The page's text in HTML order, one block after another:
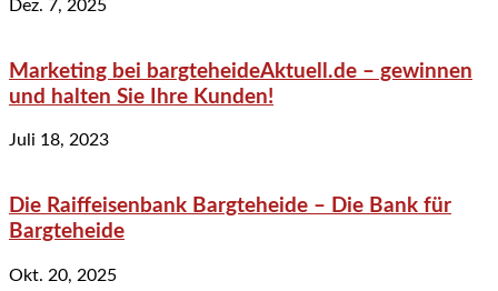
Dez. 7, 2025
Marketing bei bargteheideAktuell.de – gewinnen
und halten Sie Ihre Kunden!
Juli 18, 2023
Die Raiffeisenbank Bargteheide – Die Bank für
Bargteheide
Okt. 20, 2025